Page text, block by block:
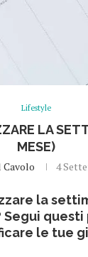
Lifestyle
LA
MESE)
Cavolo 4
la
le tue